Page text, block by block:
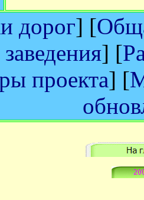
дорог] [
] [
проекта] [